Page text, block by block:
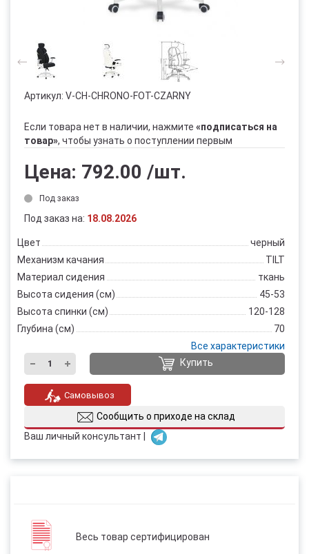
Артикул: V-CH-CHRONO-FOT-CZARNY
Если товара нет в наличии, нажмите «подписаться на
товар», чтобы узнать о поступлении первым
Цена: 792.00 /шт.
Под заказ
Под заказ на: 18.08.2026
Цвет
черный
Механизм качания
TILT
Материал сидения
ткань
Высота сидения (см)
45-53
Высота спинки (см)
120-128
Глубина (см)
70
Все характеристики
Купить
Самовывоз
Сообщить о приходе на склад
Ваш личный консультант |
Весь товар сертифицирован